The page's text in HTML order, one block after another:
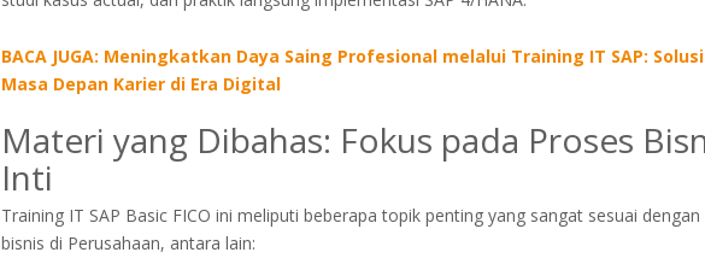
BACA JUGA: Meningkatkan Daya Saing Profesional melalui Training IT SAP:
Masa Depan Karier di Era Digital
Materi yang Dibahas: Fokus pada Proses
Inti
Training IT SAP Basic FICO ini meliputi beberapa topik penting yang sangat sesuai dengan
bisnis di Perusahaan, antara lain: